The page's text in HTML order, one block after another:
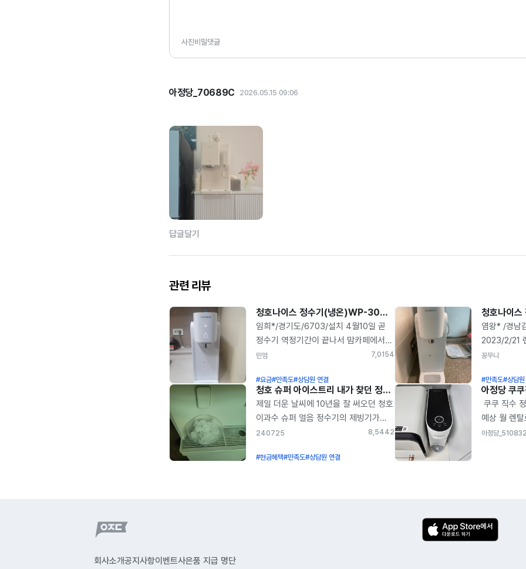
사진비밀댓글
아정당_70689C 2026.05.15 09:06
답글달기
관련 리뷰
청호나이스 정수기(냉온)WP-30C9460N 설치후기
임희*/경기도/6703/설치 4월10일 곧
정수기 역정기간이 끝나서 맘카페에서
정수기 영사님 추천글 찾는
평론가께서 아정당이라는 사이트가 꽤
장기간동안 많은 이용자에게 신뢰있고
정확한 이용정보와 혜택을 주더라라고
추천해주셔서. 아정당에 문의글 남겼고,
전화가 와서 이거저거 문의하고 이틀
정도 나름 더 좋은 조건이 있나
민엄 7,0154
#요금#만족도#상담원 연결
염왕* /경남
2023/2/21
냉정수기
정수기를 들
알아보던
고민을 하
보다가 아
되었어요.
맘에 들었어
그자체! 심
꽁무니
#만족도#상담원
청호 슈퍼 아이스트리 내가 찾던 정수기
제일 더운 날씨에 10년을 잘 써오던 청호
이과수 슈퍼 얼음 정수기의 제빙기가
고장났습니다. 그동안 가로세로연구소를
청호늘 통해 렌탈신청하는게 신속하지
240725 8,5442
#현금혜택#만족도#상담원 연결
아정당 쿠
쿠쿠 직수
예상 월 렌
8개월 필터
아정당 카카
정수기 설치
친절하시고
아정당
회사소개공지사항이벤트사은품 지급 명단